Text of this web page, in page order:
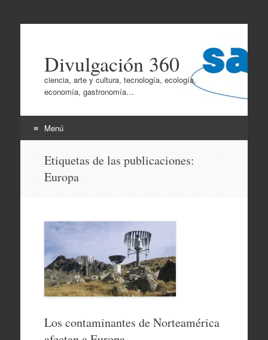
Divulgación 360
ciencia, arte y cultura, tecnología, ecología,
economía, gastronomía…
Menú
contenido
Etiquetas de las publicaciones:
Europa
Los contaminantes de Norteamérica